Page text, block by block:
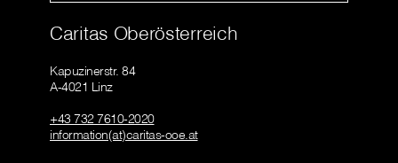
Caritas Oberösterreich
Kapuzinerstr. 84
A-4021 Linz
+43 732 7610-2020
information(at)caritas-ooe.at